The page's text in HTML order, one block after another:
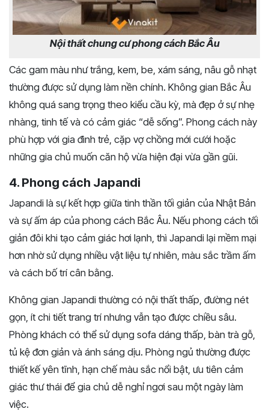
Nội thất chung cư phong cách Bắc Âu
Các gam màu như trắng, kem, be, xám sáng, nâu gỗ nhạt
thường được sử dụng làm nền chính. Không gian Bắc Âu
không quá sang trọng theo kiểu cầu kỳ, mà đẹp ở sự nhẹ
nhàng, tinh tế và có cảm giác “dễ sống”. Phong cách này
phù hợp với gia đình trẻ, cặp vợ chồng mới cưới hoặc
những gia chủ muốn căn hộ vừa hiện đại vừa gần gũi.
4. Phong cách Japandi
Japandi là sự kết hợp giữa tinh thần tối giản của Nhật Bản
và sự ấm áp của phong cách Bắc Âu. Nếu phong cách tối
giản đôi khi tạo cảm giác hơi lạnh, thì Japandi lại mềm mại
hơn nhờ sử dụng nhiều vật liệu tự nhiên, màu sắc trầm ấm
và cách bố trí cân bằng.
Không gian Japandi thường có nội thất thấp, đường nét
gọn, ít chi tiết trang trí nhưng vẫn tạo được chiều sâu.
Phòng khách có thể sử dụng sofa dáng thấp, bàn trà gỗ,
tủ kệ đơn giản và ánh sáng dịu. Phòng ngủ thường được
thiết kế yên tĩnh, hạn chế màu sắc nổi bật, ưu tiên cảm
giác thư thái để gia chủ dễ nghỉ ngơi sau một ngày làm
việc.